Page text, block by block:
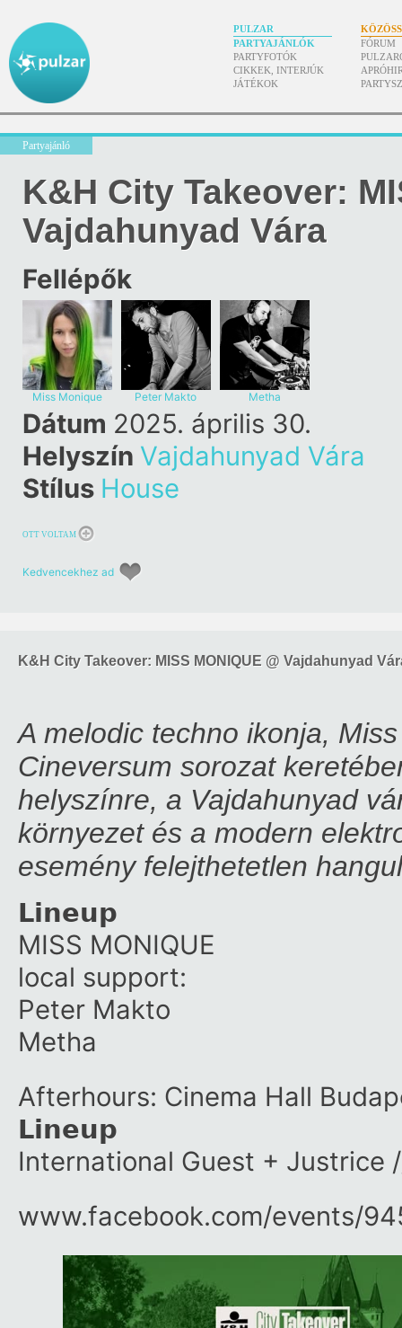
PULZAR
PARTYAJÁNLÓK
PARTYFOTÓK
CIKKEK, INTERJÚK
JÁTÉKOK
FÓRUM
Partyajánló
K&H City Takeover:
Vajdahunyad Vára
Fellépők
Miss Monique Peter Makto Metha
Dátum 2025. április 30.
Helyszín Vajdahunyad Vára
Stílus House
OTT VOLTAM
Kedvencekhez ad
K&H City Takeover: MISS MONIQUE @ Vajdahunyad
A melodic techno ikonja,
Cineversum sorozat
helyszínre, a Vajdahunyad
környezet és a modern
esemény felejthetetlen
𝗟𝗶𝗻𝗲𝘂𝗽
MISS MONIQUE
local support:
Peter Makto
Metha
Afterhours: Cinema Hall
𝗟𝗶𝗻𝗲𝘂𝗽
International Guest + Justrice
www.facebook.com/​events/​